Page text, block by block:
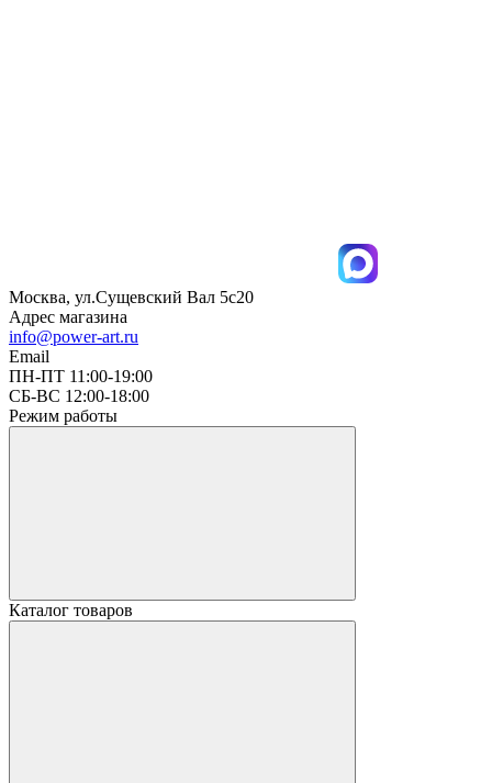
Москва, ул.Сущевский Вал 5с20
Адрес магазина
info@power-art.ru
Email
ПН-ПТ 11:00-19:00
СБ-ВС 12:00-18:00
Режим работы
Каталог товаров